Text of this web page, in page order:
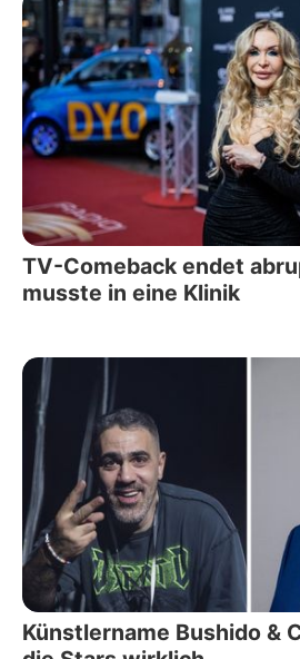
TV-Comeback endet
musste in eine Klinik
Künstlername Bushido &